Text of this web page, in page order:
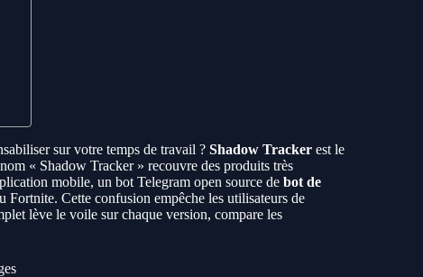
sur votre temps de travail ? Shadow Tracker est le
« Shadow Tracker » recouvre des produits très
mobile, un bot Telegram open source de bot de
Fortnite. Cette confusion empêche les utilisateurs de
lève le voile sur chaque version, compare les